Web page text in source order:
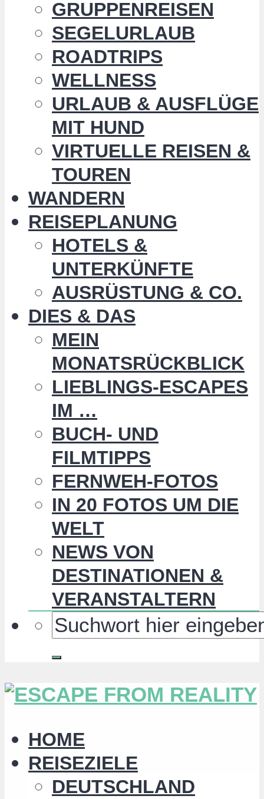
GRUPPENREISEN
SEGELURLAUB
ROADTRIPS
WELLNESS
URLAUB & AUSFLÜGE
MIT HUND
VIRTUELLE REISEN &
TOUREN
WANDERN
REISEPLANUNG
HOTELS &
UNTERKÜNFTE
AUSRÜSTUNG & CO.
DIES & DAS
MEIN
MONATSRÜCKBLICK
LIEBLINGS-ESCAPES
IM …
BUCH- UND
FILMTIPPS
FERNWEH-FOTOS
IN 20 FOTOS UM DIE
WELT
NEWS VON
DESTINATIONEN &
VERANSTALTERN
HOME
REISEZIELE
DEUTSCHLAND